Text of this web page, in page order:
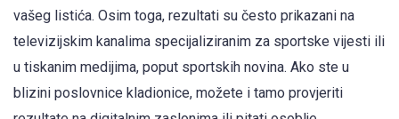
vašeg listića. Osim toga, rezultati su često prikazani na
televizijskim kanalima specijaliziranim za sportske vijesti ili
u tiskanim medijima, poput sportskih novina. Ako ste u
blizini poslovnice kladionice, možete i tamo provjeriti